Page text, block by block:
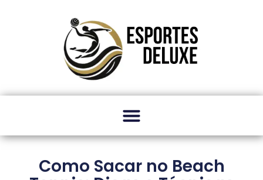
Como Sacar no Beach